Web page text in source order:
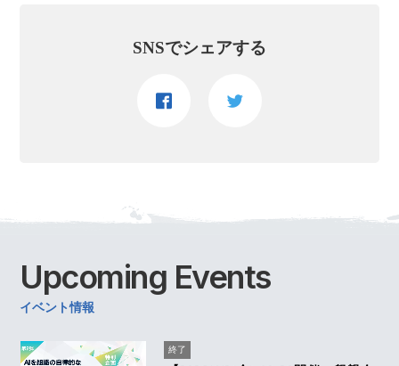
SNSでシェアする
Upcoming Events
イベント情報
終了